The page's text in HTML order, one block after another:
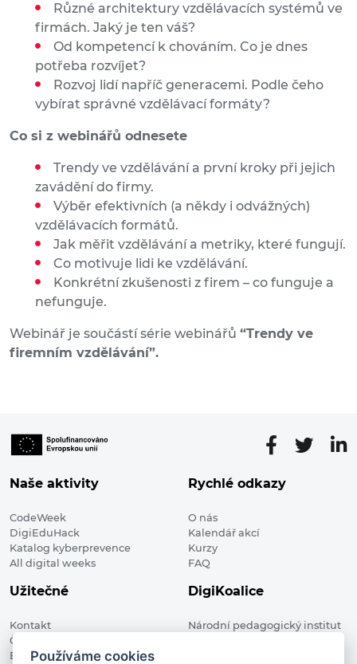
Různé architektury vzdělávacích systémů ve
firmách. Jaký je ten váš?
Od kompetencí k chováním. Co je dnes
potřeba rozvíjet?
Rozvoj lidí napříč generacemi. Podle čeho
vybírat správné vzdělávací formáty?
Co si z webinářů odnesete
Trendy ve vzdělávání a první kroky při jejich
zavádění do firmy.
Výběr efektivních (a někdy i odvážných)
vzdělávacích formátů.
Jak měřit vzdělávání a metriky, které fungují.
Co motivuje lidi ke vzdělávání.
Konkrétní zkušenosti z firem – co funguje a
nefunguje.
Webinář je součástí série webinářů “Trendy ve
firemním vzdělávání”.
Naše aktivity
CodeWeek
DigiEduHack
Katalog kyberprevence
All digital weeks
Rychlé odkazy
O nás
Kalendář akcí
Kurzy
FAQ
Užitečné
Kontakt
Členské organizace
Blog
DigiKoalice
Národní pedagogický institut
Používáme cookies